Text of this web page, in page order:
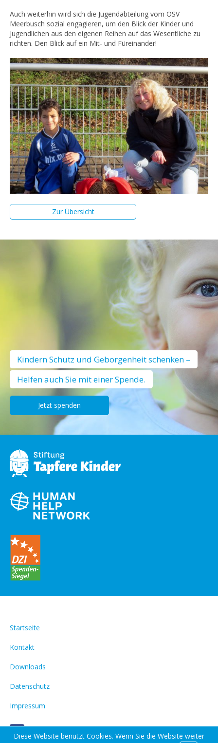
Auch weiterhin wird sich die Jugendabteilung vom OSV
Meerbusch sozial engagieren, um den Blick der Kinder und
Jugendlichen aus den eigenen Reihen auf das Wesentliche zu
richten. Den Blick auf ein Mit- und Füreinander!
Zur Übersicht
Kindern Schutz und Geborgenheit schenken –
Helfen auch Sie mit einer Spende.
Jetzt spenden
Startseite
Kontakt
Downloads
Datenschutz
Impressum
Diese Website benutzt Cookies. Wenn Sie die Website weiter